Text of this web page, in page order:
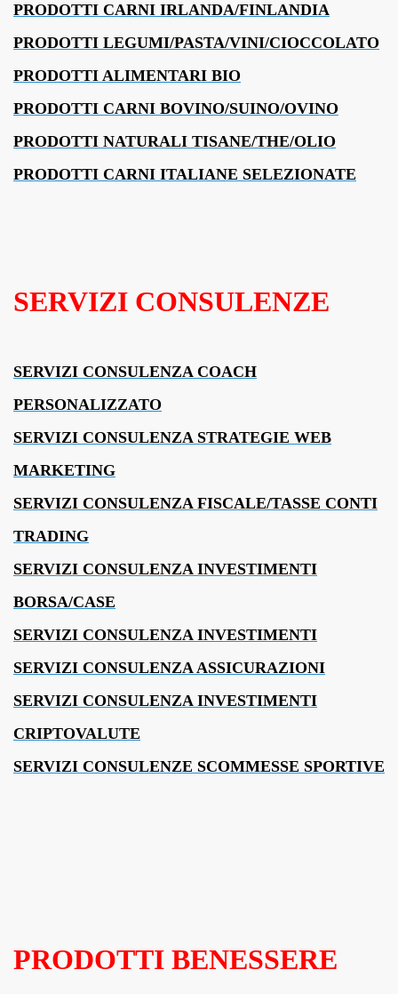
PRODOTTI CARNI IRLANDA/FINLANDIA
PRODOTTI LEGUMI/PASTA/VINI/CIOCCOLATO
PRODOTTI ALIMENTARI BIO
PRODOTTI CARNI BOVINO/SUINO/OVINO
PRODOTTI NATURALI TISANE/THE/OLIO
PRODOTTI CARNI ITALIANE SELEZIONATE
SERVIZI CONSULENZE
SERVIZI CONSULENZA COACH
PERSONALIZZATO
SERVIZI CONSULENZA STRATEGIE WEB
MARKETING
SERVIZI CONSULENZA FISCALE/TASSE CONTI
TRADING
SERVIZI CONSULENZA INVESTIMENTI
BORSA/CASE
SERVIZI CONSULENZA INVESTIMENTI
SERVIZI CONSULENZA ASSICURAZIONI
SERVIZI CONSULENZA INVESTIMENTI
CRIPTOVALUTE
SERVIZI CONSULENZE SCOMMESSE SPORTIVE
PRODOTTI BENESSERE